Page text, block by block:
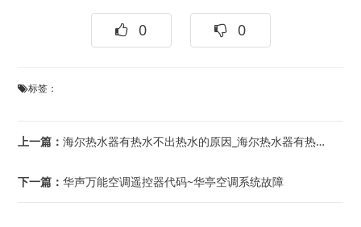
0 0
标签：
上一篇：海尔热水器有热水不出热水的原因_海尔热水器有热水不出热水解决方法_海尔热水器有热...
下一篇：华声万能空调遥控器代码~华亭空调系统故障